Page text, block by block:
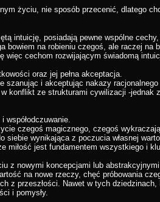
życiu, nie sposób przecenić, dlatego
intuicję, posiadają pewne wspólne
bowiem na robieniu czegoś, ale raczej
więc cechom rozwijającym świadomą
oraz jej pełna akceptacja.
szanując i akceptując nakazy
konflikt ze strukturami cywilizacji -jednak
współodczuwanie.
czegoś magicznego, czegoś
siebie wynikająca z poczucia własnej
miłość jest fundamentem wszystkiego i
z nowymi koncepcjami lub
na nowe rzeczy, chęć próbowania
z przeszłości. Nawet w tych
i pomysły.